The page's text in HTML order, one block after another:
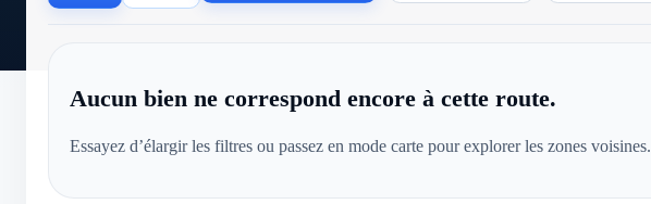
Aucun bien ne correspond encore à cette route.
Essayez d’élargir les filtres ou passez en mode carte pour explorer les zones voisines.